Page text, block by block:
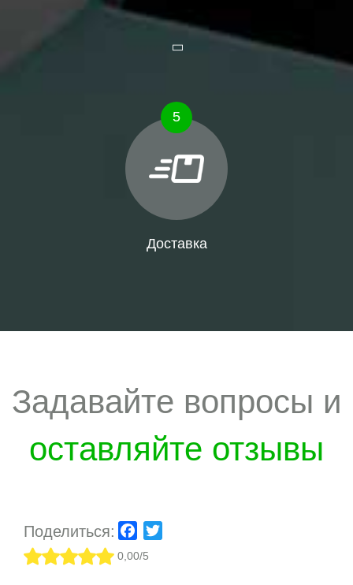
5
Доставка
Задавайте вопросы и
оставляйте отзывы
Поделиться: Facebook
0,00/5